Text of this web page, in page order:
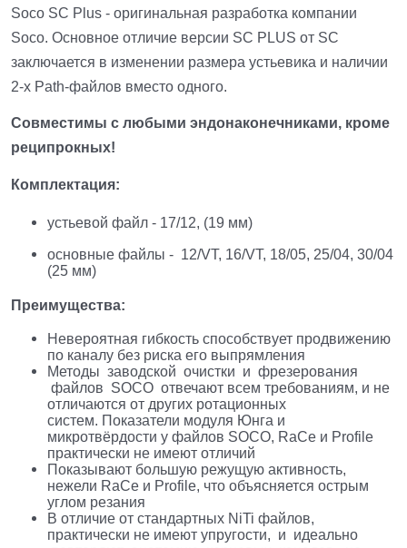
Soco SC Plus - оригинальная разработка компании
Soco. Основное отличие версии SC PLUS от SC
заключается в изменении размера устьевика и наличии
2-х Path-файлов вместо одного.
Совместимы с любыми эндонаконечниками, кроме
реципрокных!
Комплектация:
устьевой файл - 17/12, (19 мм)
основные файлы - 12/VT, 16/VT, 18/05, 25/04, 30/04
(25 мм)
Преимущества:
Невероятная гибкость способствует продвижению
по каналу без риска его выпрямления
Методы заводской очистки и фрезерования
файлов SOCO отвечают всем требованиям, и не
отличаются от других ротационных
систем. Показатели модуля Юнга и
микротвёрдости у файлов SOCO, RaCe и Profile
практически не имеют отличий
Показывают большую режущую активность,
нежели RaCe и Profile, что объясняется острым
углом резания
В отличие от стандартных NiTi файлов,
практически не имеют упругости, и идеально